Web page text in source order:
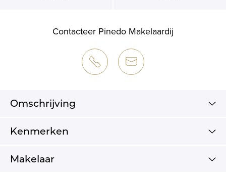
Contacteer Pinedo Makelaardij
Omschrijving
Kenmerken
Makelaar